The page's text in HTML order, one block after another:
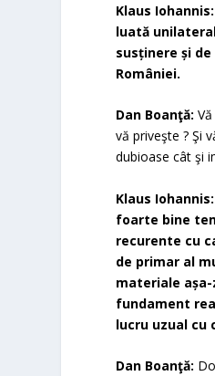
Klaus
luată
susținere și
României.
Dan Boanţă:
vă priveşte ? Şi
dubioase cât şi
Klaus
foarte bine
recurente cu
de primar al
materiale
fundament
lucru uzual cu
Dan Boanţă: